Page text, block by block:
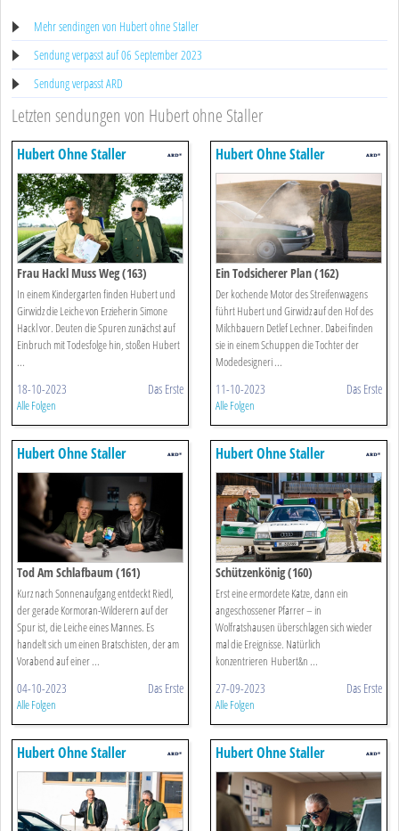
Mehr sendingen von Hubert ohne Staller
Sendung verpasst auf 06 September 2023
Sendung verpasst ARD
Letzten sendungen von Hubert ohne Staller
Hubert Ohne Staller
Frau Hackl Muss Weg (163)
In einem Kindergarten finden Hubert und
Girwidz die Leiche von Erzieherin Simone
Hackl vor. Deuten die Spuren zunächst auf
Einbruch mit Todesfolge hin, stoßen Hubert
...
18-10-2023 Das Erste
Alle Folgen
Hubert Ohne Staller
Ein Todsicherer Plan (162)
Der kochende Motor des Streifenwagens
führt Hubert und Girwidz auf den Hof des
Milchbauern Detlef Lechner. Dabei finden
sie in einem Schuppen die Tochter der
Modedesigneri ...
11-10-2023 Das Erste
Alle Folgen
Hubert Ohne Staller
Tod Am Schlafbaum (161)
Kurz nach Sonnenaufgang entdeckt Riedl,
der gerade Kormoran-Wilderern auf der
Spur ist, die Leiche eines Mannes. Es
handelt sich um einen Bratschisten, der am
Vorabend auf einer ...
04-10-2023 Das Erste
Alle Folgen
Hubert Ohne Staller
Schützenkönig (160)
Erst eine ermordete Katze, dann ein
angeschossener Pfarrer – in
Wolfratshausen überschlagen sich wieder
mal die Ereignisse. Natürlich
konzentrieren Hubert&n ...
27-09-2023 Das Erste
Alle Folgen
Hubert Ohne Staller Hubert Ohne Staller